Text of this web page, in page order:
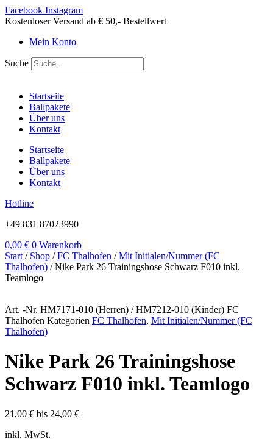
Zum
Inhalt
Facebook Instagram
Kostenloser Versand ab € 50,- Bestellwert
Mein Konto
Suche
Startseite
Ballpakete
Über uns
Kontakt
Startseite
Ballpakete
Über uns
Kontakt
Hotline
+49 831 87023990
0,00 € 0 Warenkorb
Start / Shop /FC Thalhofen /Mit Initialen/Nummer (FC
Thalhofen) / Nike Park 26 Trainingshose Schwarz F010 inkl.
Teamlogo
Art. -Nr. HM7171-010 (Herren) / HM7212-010 (Kinder) FC
Thalhofen Kategorien FC Thalhofen, Mit Initialen/Nummer (FC
Thalhofen)
Nike Park 26 Trainingshose
Schwarz F010 inkl. Teamlogo
21,00 € bis 24,00 €
inkl. MwSt.